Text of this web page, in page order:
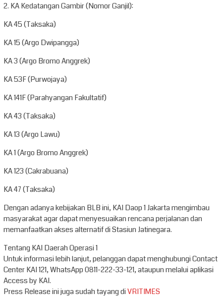
2. KA Kedatangan Gambir (Nomor Ganjil):
KA 45 (Taksaka)
KA 15 (Argo Dwipangga)
KA 3 (Argo Bromo Anggrek)
KA 53F (Purwojaya)
KA 141F (Parahyangan Fakultatif)
KA 43 (Taksaka)
KA 13 (Argo Lawu)
KA 1 (Argo Bromo Anggrek)
KA 123 (Cakrabuana)
KA 47 (Taksaka)
Dengan adanya kebijakan BLB ini, KAI Daop 1 Jakarta mengimbau
masyarakat agar dapat menyesuaikan rencana perjalanan dan
memanfaatkan akses alternatif di Stasiun Jatinegara.
Tentang KAI Daerah Operasi 1
Untuk informasi lebih lanjut, pelanggan dapat menghubungi Contact
Center KAI 121, WhatsApp 0811-222-33-121, ataupun melalui aplikasi
Access by KAI.
Press Release ini juga sudah tayang diVRITIMES